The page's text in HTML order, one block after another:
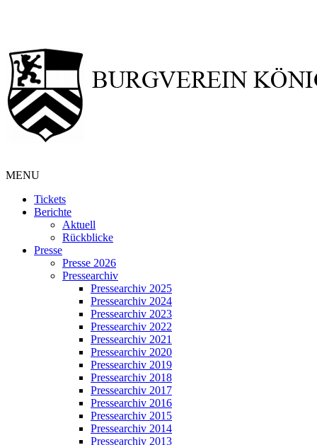
MENU
Tickets
Berichte
Aktuell
Rückblicke
Presse
Presse 2026
Pressearchiv
Pressearchiv 2025
Pressearchiv 2024
Pressearchiv 2023
Pressearchiv 2022
Pressearchiv 2021
Pressearchiv 2020
Pressearchiv 2019
Pressearchiv 2018
Pressearchiv 2017
Pressearchiv 2016
Pressearchiv 2015
Pressearchiv 2014
Pressearchiv 2013